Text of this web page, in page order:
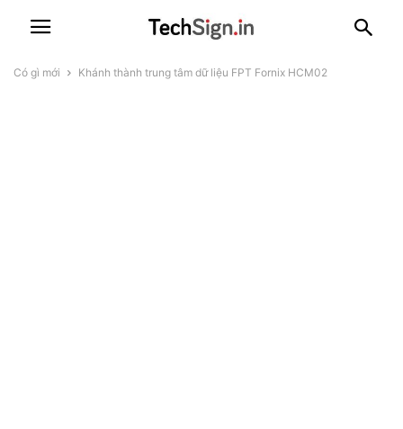
Có gì mới Khánh thành trung tâm dữ liệu FPT Fornix HCM02